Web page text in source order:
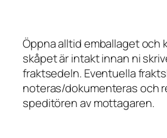
Öppna alltid emballaget och
skåpet är intakt innan ni
fraktsedeln. Eventuella
noteras/dokumenteras och
speditören av mottagaren.